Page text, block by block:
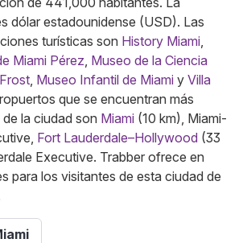
dólar estadounidense (USD). Las
turísticas son History Miami
Miami Pérez Museo de la Ciencia
Museo Infantil de Miami y Villa
que se encuentran más
la ciudad son Miami (10 km), Miami-
Fort Lauderdale–Hollywood (33
Executive. Trabber ofrece en
para los visitantes de esta ciudad de